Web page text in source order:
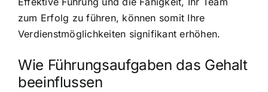
zum Erfolg zu führen, können somit Ihre
Verdienstmöglichkeiten signifikant erhöhen.
Wie Führungsaufgaben das Gehalt
beeinflussen